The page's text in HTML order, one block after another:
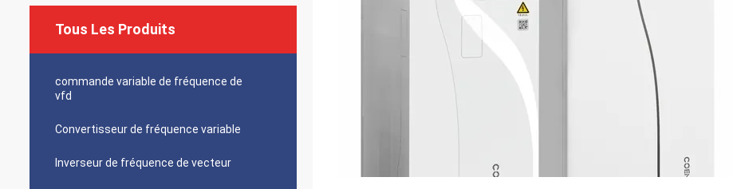
Tous Les Produits
commande variable de fréquence de
vfd
Convertisseur de fréquence variable
Inverseur de fréquence de vecteur